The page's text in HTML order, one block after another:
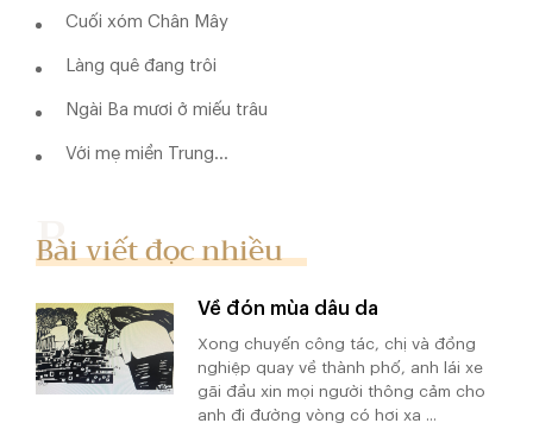
Cuối xóm Chân Mây
Làng quê đang trôi
Ngài Ba mươi ở miếu trâu
Với mẹ miền Trung…
Bài viết đọc nhiều
Về đón mùa dâu da
Xong chuyến công tác, chị và đồng
nghiệp quay về thành phố, anh lái xe
gãi đầu xin mọi người thông cảm cho
anh đi đường vòng có hơi xa ...